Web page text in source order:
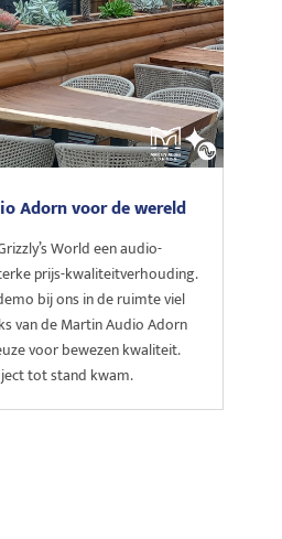
Adorn voor de wereld
World een audio-
prijs-kwaliteitverhouding.
bij ons in de ruimte viel
van de Martin Audio Adorn
voor bewezen kwaliteit.
tot stand kwam.